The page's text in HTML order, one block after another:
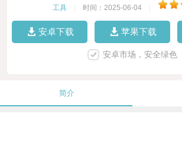
工具 时间：2025-06-04
安卓下载 苹果下载
安卓市场，安全绿色
简介